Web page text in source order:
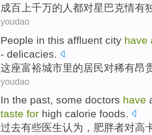
成百 上千万的 人 都对星巴克情有
youdao
People in this affluent city have
- delicacies
这座富裕城市里的居民对稀有昂
youdao
In the past, some doctors have
taste for high calorie foods.
过去有些医生认为 ， 肥胖者对高